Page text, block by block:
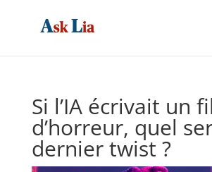
Si l’IA écrivait un
d’horreur, quel
dernier twist ?